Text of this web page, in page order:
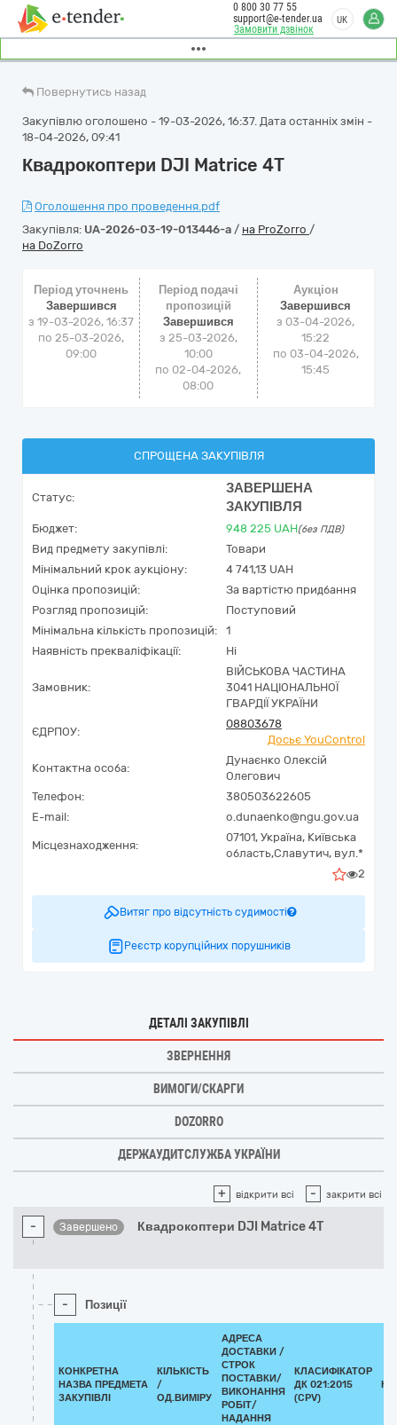
Замовити дзвінок
0 800 30 77 55
support@e-tender.ua
UK
Повернутись назад
Закупівлю оголошено - 19-03-2026, 16:37. Дата останніх змін -
18-04-2026, 09:41
Квадрокоптери DJI Matrice 4T
Оголошення про проведення.pdf
Закупівля: UA-2026-03-19-013446-a / на ProZorro /
на DoZorro
Період уточнень
Завершився
з 19-03-2026, 16:37
по 25-03-2026,
09:00
Період подачі
пропозицій
Завершився
з 25-03-2026,
10:00
по 02-04-2026,
08:00
Аукціон
Завершився
з 03-04-2026,
15:22
по 03-04-2026,
15:45
СПРОЩЕНА ЗАКУПІВЛЯ
Статус:
ЗАВЕРШЕНА
ЗАКУПІВЛЯ
Бюджет: 948 225 UAH(без ПДВ)
Вид предмету закупівлі:
Товари
Мінімальний крок аукціону:
4 741,13 UAH
Оцінка пропозицій:
За вартістю придбання
Розгляд пропозицій:
Поступовий
Мінімальна кількість пропозицій:
1
Наявність прекваліфікації:
Ні
Замовник:
ВІЙСЬКОВА ЧАСТИНА
3041 НАЦІОНАЛЬНОЇ
ГВАРДІЇ УКРАЇНИ
ЄДРПОУ:
08803678
Досьє YouControl
Контактна особа:
Дунаєнко Олексій
Олегович
Телефон:
380503622605
E-mail:
o.dunaenko@ngu.gov.ua
Місцезнаходження:
07101, Україна, Київська
область,Славутич, вул.*
2
Витяг про відсутність судимості
Реєстр корупційних порушників
ДЕТАЛІ ЗАКУПІВЛІ
ЗВЕРНЕННЯ
ВИМОГИ/СКАРГИ
DOZORRO
ДЕРЖАУДИТСЛУЖБА УКРАЇНИ
+ відкрити всі - закрити всі
- Завершено Квадрокоптери DJI Matrice 4T
- Позиції
КОНКРЕТНА
НАЗВА ПРЕДМЕТА
ЗАКУПІВЛІ
КІЛЬКІСТЬ
/
ОД.ВИМІРУ
АДРЕСА
ДОСТАВКИ /
СТРОК
ПОСТАВКИ/
ВИКОНАННЯ
РОБІТ/
НАДАННЯ
КЛАСИФІКАТОР
ДК 021:2015
(CPV)